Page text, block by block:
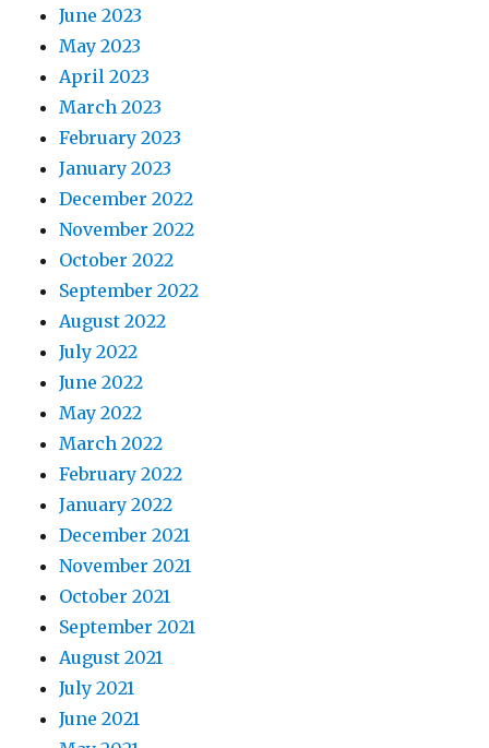
June 2023
May 2023
April 2023
March 2023
February 2023
January 2023
December 2022
November 2022
October 2022
September 2022
August 2022
July 2022
June 2022
May 2022
March 2022
February 2022
January 2022
December 2021
November 2021
October 2021
September 2021
August 2021
July 2021
June 2021